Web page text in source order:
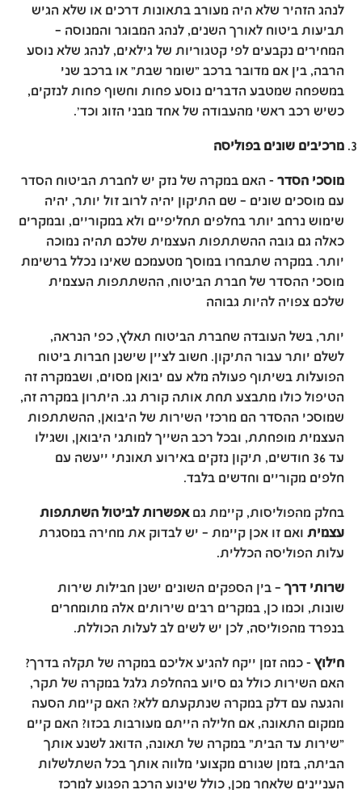
לנהג הזהיר שלא היה מעורב בתאונות דרכים או שלא הגיש
תביעות ביטוח לאורך השנים, לנהג המבוגר והמנוסה –
המחירים נקבעים לפי קטגוריות של גילאים, לנהג שלא נוסע
הרבה, בין אם מדובר ברכב "שומר שבת" או ברכב שני
במשפחה שמטבע הדברים נוסע פחות וחשוף פחות לנזקים,
כשיש רכב ראשי מהעבודה של אחד מבני הזוג וכד'.
מרכיבים שונים בפוליסה
מוסכי הסדר - האם במקרה של נזק יש לחברת הביטוח הסדר
עם מוסכים שונים – שם התיקון יהיה לרוב זול יותר, יהיה
שימוש נרחב יותר בחלפים תחליפיים ולא במקוריים, ובמקרים
כאלה גם גובה ההשתתפות העצמית שלכם תהיה נמוכה
יותר. במקרה שתבחרו במוסך מטעמכם שאינו נכלל ברשימת
מוסכי ההסדר של חברת הביטוח, ההשתתפות העצמית
שלכם צפויה להיות גבוהה
יותר, בשל העובדה שחברת הביטוח תאלץ, כפי הנראה,
לשלם יותר עבור התיקון. חשוב לציין שישנן חברות ביטוח
הפועלות בשיתוף פעולה מלא עם יבואן מסוים, ושבמקרה זה
הטיפול כולו מתבצע תחת אותה קורת גג. היתרון במקרה זה,
שמוסכי ההסדר הם מרכזי השירות של היבואן, ההשתתפות
העצמית מופחתת, ובכל רכב השייך למותגי היבואן, ושגילו
עד 36 חודשים, תיקון נזקים באירוע תאונתי ייעשה עם
חלפים מקוריים וחדשים בלבד.
בחלק מהפוליסות, קיימת גםאפשרות לביטול השתתפות
עצמית ואם זו אכן קיימת – יש לבדוק את מחירה במסגרת
עלות הפוליסה הכללית.
שרותי דרך – בין הספקים השונים ישנן חבילות שירות
שונות, וכמו כן, במקרים רבים שירותים אלה מתומחרים
בנפרד מהפוליסה, לכן יש לשים לב לעלות הכוללת.
חילוץ - כמה זמן ייקח להגיע אליכם במקרה של תקלה בדרך?
האם השירות כולל גם סיוע בהחלפת גלגל במקרה של תקר,
והגעה עם דלק במקרה שנתקעתם ללא? האם קיימת הסעה
ממקום התאונה, אם חלילה הייתם מעורבות בכזו? האם קיים
"שירות עד הבית" במקרה של תאונה, הדואג לשנע אותך
הביתה, בזמן שגורם מקצועי מלווה אותך בכל השתלשלות
העניינים שלאחר מכן, כולל שינוע הרכב הפגוע למרכז